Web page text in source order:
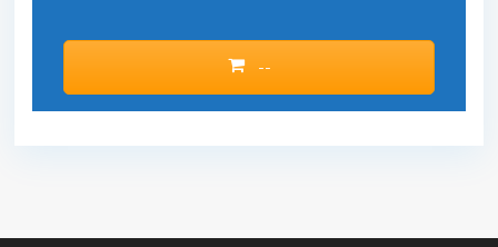
--